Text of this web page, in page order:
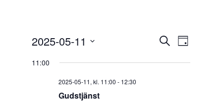
Evenemang
Search
Views
Sök Dag
2025-05-11
datum.
11:00
2025-05-11, kl. 11:00 - 12:30
Gudstjänst